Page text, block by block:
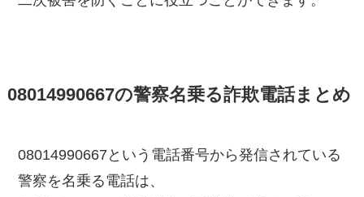
08014990667の警察名乗る詐欺電話まとめ
08014990667という電話番号から発信されている
警察を名乗る電話は、